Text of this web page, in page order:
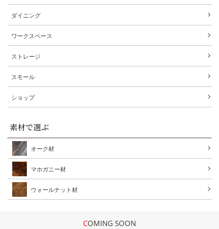
ダイニング
ワークスペース
ストレージ
スモール
ショップ
素材で選ぶ
オーク材
マホガニー材
ウォールナット材
COMING SOON